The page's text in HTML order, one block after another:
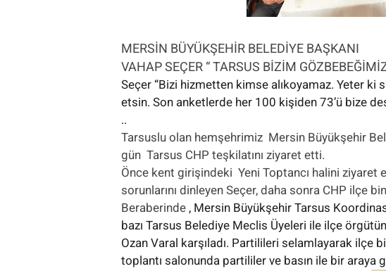
MERSİN BÜYÜKŞEHİR BELEDİYE BAŞKANI
VAHAP SEÇER “ TARSUS BİZİM
Seçer “Bizi hizmetten kimse alıkoyamaz. Yeter
etsin. Son anketlerde her 100 kişiden 73’ü bize
..
Tarsuslu olan hemşehrimiz Mersin Büyükşehir
gün Tarsus CHP teşkilatını ziyaret etti.
Önce kent girişindeki Yeni Toptancı halini ziyaret
sorunlarını dinleyen Seçer, daha sonra CHP ilçe
Beraberinde , Mersin Büyükşehir Tarsus
bazı Tarsus Belediye Meclis Üyeleri ile ilçe
Ozan Varal karşıladı. Partilileri selamlayarak ilçe
toplantı salonunda partililer ve basın ile bir araya